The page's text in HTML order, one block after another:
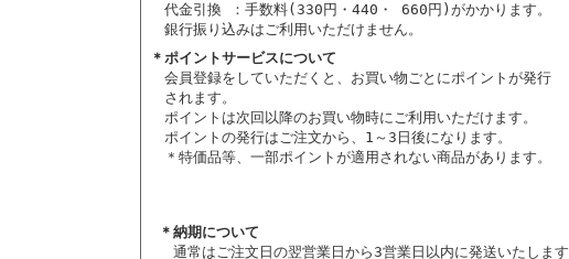
代金引換 ：手数料(330円・440・ 660円)がかかります。
銀行振り込みはご利用いただけません。
＊ポイントサービスについて
会員登録をしていただくと、お買い物ごとにポイントが発行
されます。
ポイントは次回以降のお買い物時にご利用いただけます。
ポイントの発行はご注文から、1～3日後になります。
＊特価品等、一部ポイントが適用されない商品があります。
＊納期について
通常はご注文日の翌営業日から3営業日以内に発送いたしま